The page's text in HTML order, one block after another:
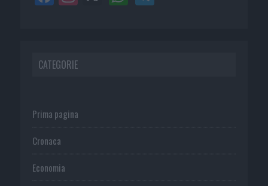
CATEGORIE
Prima pagina
Cronaca
Economia